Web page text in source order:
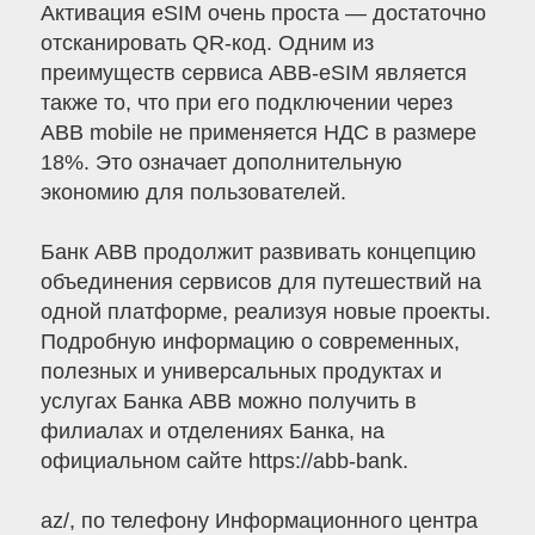
Активация eSIM очень проста — достаточно
отсканировать QR-код. Одним из
преимуществ сервиса ABB-eSIM является
также то, что при его подключении через
ABB mobile не применяется НДС в размере
18%. Это означает дополнительную
экономию для пользователей.
Банк ABB продолжит развивать концепцию
объединения сервисов для путешествий на
одной платформе, реализуя новые проекты.
Подробную информацию о современных,
полезных и универсальных продуктах и
услугах Банка ABB можно получить в
филиалах и отделениях Банка, на
официальном сайте https://abb-bank.
az/, по телефону Информационного центра